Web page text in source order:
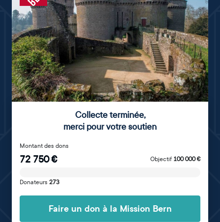
Collecte terminée,
merci pour votre soutien
Montant des dons
72 750€ Objectif 100 000€
Donateurs 273
Faire un don à la Mission Bern